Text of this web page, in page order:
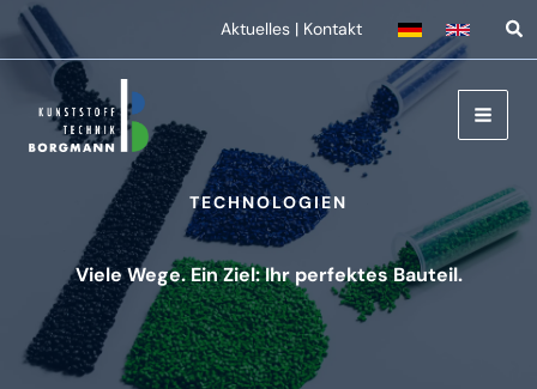
Zum
Inhalt
springen
Aktuelles| Kontakt
TECHNO­LOGIEN
Viele Wege. Ein Ziel: Ihr perfektes Bauteil.